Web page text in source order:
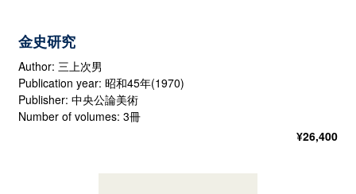
金史研究
Author: 三上次男
Publication year: 昭和45年(1970)
Publisher: 中央公論美術
Number of volumes: 3冊
¥26,400